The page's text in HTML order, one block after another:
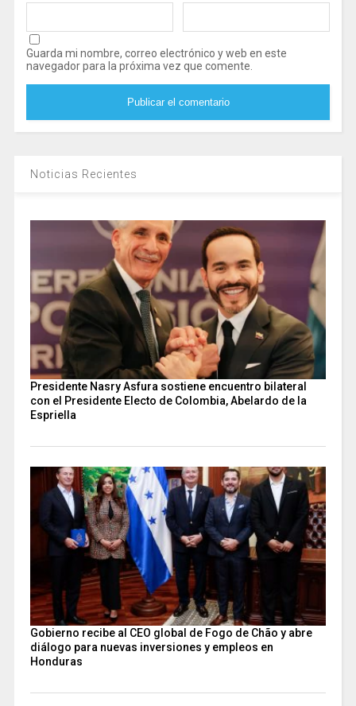
Guarda mi nombre, correo electrónico y web en este
navegador para la próxima vez que comente.
Noticias Recientes
Presidente Nasry Asfura sostiene encuentro bilateral
con el Presidente Electo de Colombia, Abelardo de la
Espriella
Gobierno recibe al CEO global de Fogo de Chão y abre
diálogo para nuevas inversiones y empleos en
Honduras